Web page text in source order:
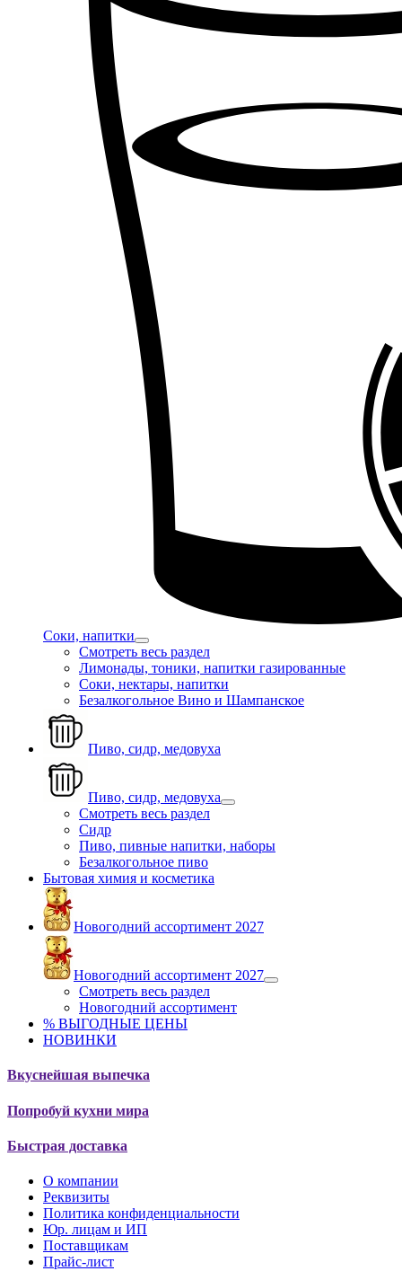
Соки, напитки
Смотреть весь раздел
Лимонады, тоники, напитки газированные
Соки, нектары, напитки
Безалкогольное Вино и Шампанское
Пиво, сидр, медовуха
Пиво, сидр, медовуха
Смотреть весь раздел
Сидр
Пиво, пивные напитки, наборы
Безалкогольное пиво
Бытовая химия и косметика
Новогодний ассортимент 2027
Новогодний ассортимент 2027
Смотреть весь раздел
Новогодний ассортимент
% ВЫГОДНЫЕ ЦЕНЫ
НОВИНКИ
Вкуснейшая выпечка
Попробуй кухни мира
Быстрая доставка
О компании
Реквизиты
Политика конфиденциальности
Юр. лицам и ИП
Поставщикам
Прайс-лист